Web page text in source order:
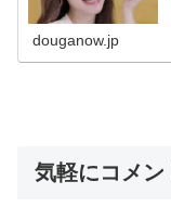
douganow.jp
気軽にコメン